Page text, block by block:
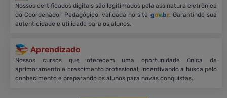
Nossos certificados digitais são legitimados pela assinatura eletrônica
do Coordenador Pedagógico, validada no site gov.br. Garantindo sua
autenticidade e utilidade para os alunos.
Aprendizado
Nossos cursos que oferecem uma oportunidade única de
aprimoramento e crescimento profissional, incentivando a busca pelo
conhecimento e preparando os alunos para novas conquistas.